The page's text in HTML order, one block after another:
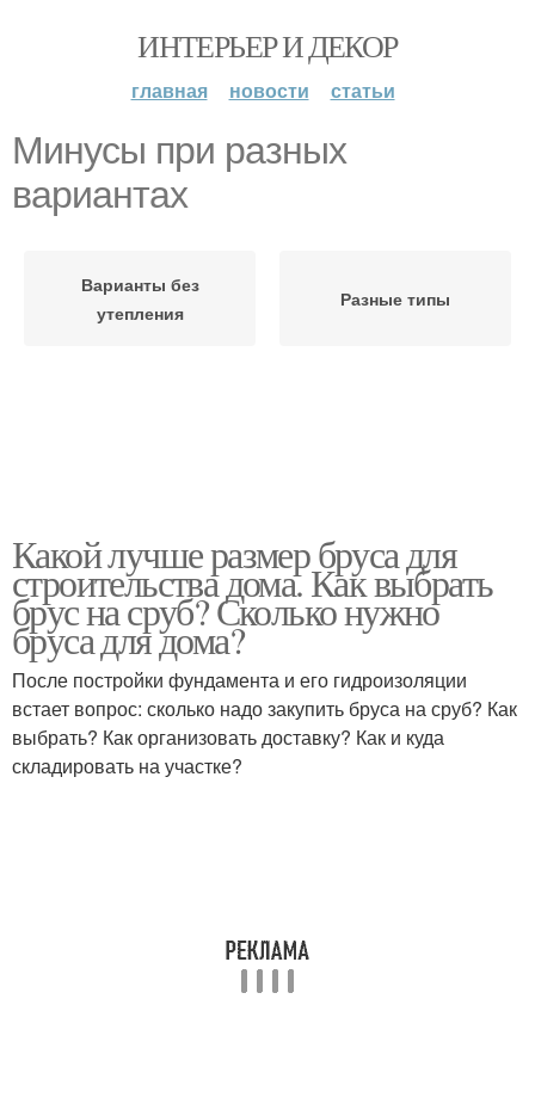
ИНТЕРЬЕР И ДЕКОР
главная новости статьи
Минусы при разных
вариантах
Варианты без
утепления
Разные типы
Какой лучше размер бруса для
строительства дома. Как выбрать
брус на сруб? Сколько нужно
бруса для дома?
После постройки фундамента и его гидроизоляции
встает вопрос: сколько надо закупить бруса на сруб? Как
выбрать? Как организовать доставку? Как и куда
складировать на участке?